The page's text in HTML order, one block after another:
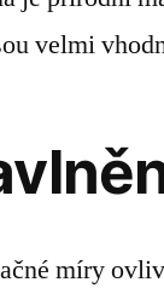
velmi
míry